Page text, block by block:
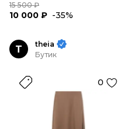
15 500 ₽
10 000 ₽ -35%
T
theia
Бутик
0